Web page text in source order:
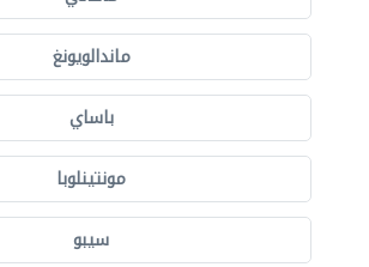
ماندالويونغ
باساي
مونتينلوبا
سيبو